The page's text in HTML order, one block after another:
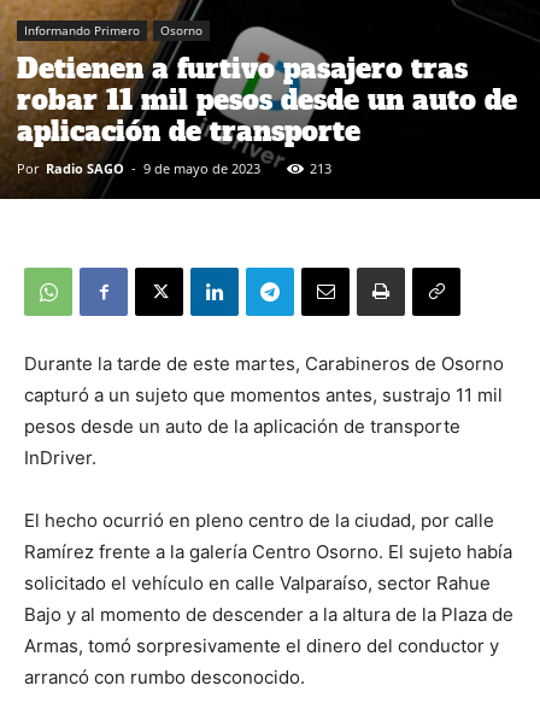
Informando Primero Osorno
Detienen a furtivo pasajero tras
robar 11 mil pesos desde un auto de
aplicación de transporte
Por Radio SAGO - 9 de mayo de 2023 213
Durante la tarde de este martes, Carabineros de Osorno
capturó a un sujeto que momentos antes, sustrajo 11 mil
pesos desde un auto de la aplicación de transporte
InDriver.
El hecho ocurrió en pleno centro de la ciudad, por calle
Ramírez frente a la galería Centro Osorno. El sujeto había
solicitado el vehículo en calle Valparaíso, sector Rahue
Bajo y al momento de descender a la altura de la Plaza de
Armas, tomó sorpresivamente el dinero del conductor y
arrancó con rumbo desconocido.